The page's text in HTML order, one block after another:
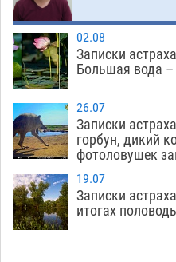
02.08
Записки
Большая вода –
26.07
Записки
горбун, дикий
фотоловушек
19.07
Записки
итогах